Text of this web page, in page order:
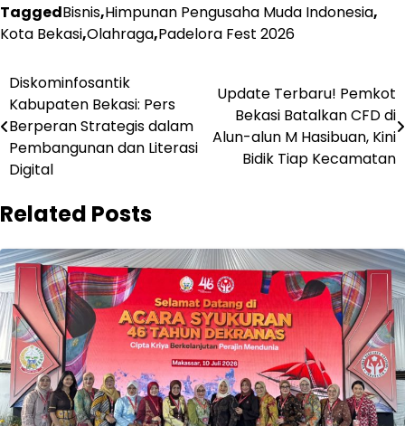
TaggedBisnis,Himpunan Pengusaha Muda Indonesia,
Kota Bekasi,Olahraga,Padelora Fest 2026
Post
navigation
Diskominfosantik
Kabupaten Bekasi: Pers
Berperan Strategis dalam
Pembangunan dan Literasi
Digital
Update Terbaru! Pemkot
Bekasi Batalkan CFD di
Alun-alun M Hasibuan, Kini
Bidik Tiap Kecamatan
Related Posts